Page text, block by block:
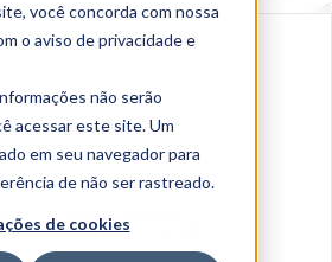
você concorda com nossa
o aviso deprivacidade e
não serão
acessar este site. Um
em seu navegador para
de não ser rastreado.
de cookies
divulga projeto no MGTV